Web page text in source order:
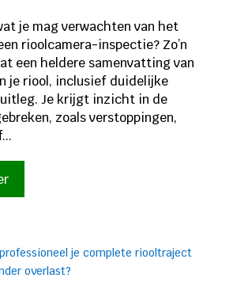
je mag verwachten van het
rioolcamera-inspectie? Zo’n
een heldere samenvatting van
je riool, inclusief duidelijke
Je krijgt inzicht in de
zoals verstoppingen,